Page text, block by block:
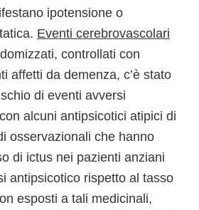
ipotensione o
Eventi cerebrovascolari
controllati con
affetti da demenza, c’è stato
di eventi avversi
alcuni antipsicotici atipici di
osservazionali che hanno
di ictus nei pazienti anziani
antipsicotico rispetto al tasso
esposti a tali medicinali,